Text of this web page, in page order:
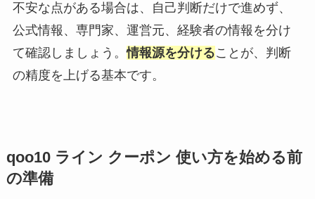
不安な点がある場合は、自己判断だけで進めず、
公式情報、専門家、運営元、経験者の情報を分け
て確認しましょう。情報源を分けることが、判断
の精度を上げる基本です。
qoo10 ライン クーポン 使い方を始める前
の準備